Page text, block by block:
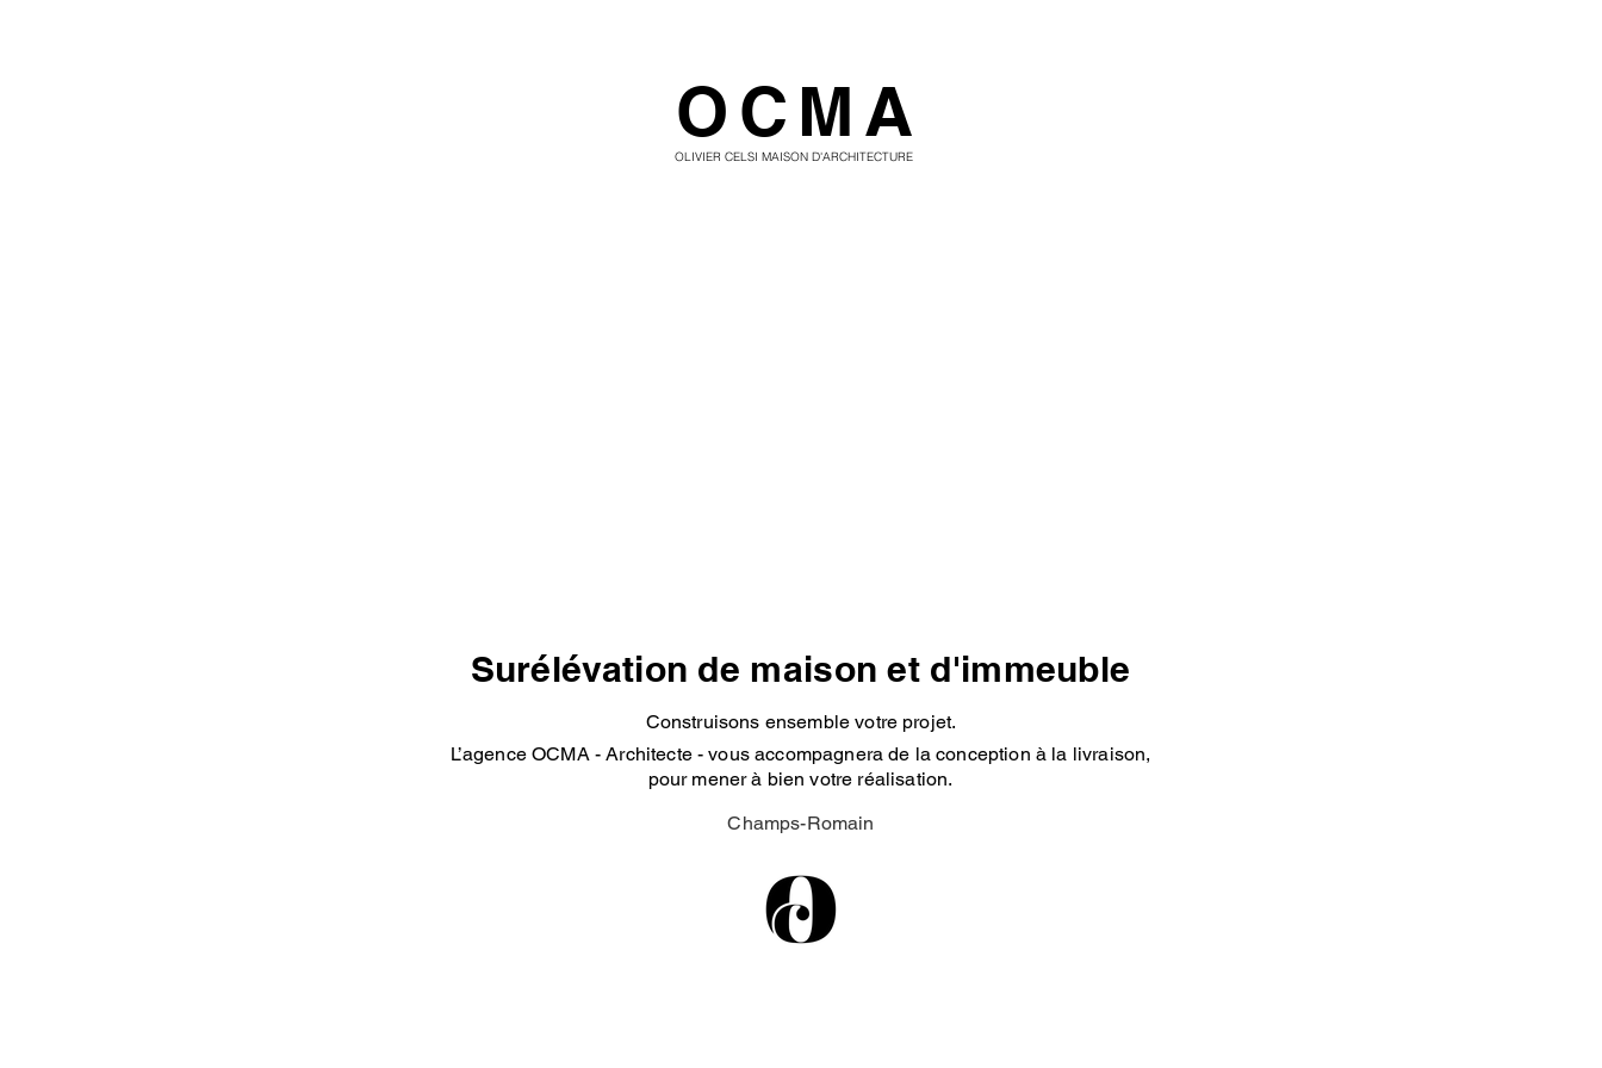
OLIVIER CELSI MAISON D'ARCHITECTURE
OCMA
Surélévation de maison et d'immeuble
Construisons ensemble votre projet.
L’agence OCMA - Architecte - vous accompagnera de la conception à la livraison,
pour mener à bien votre réalisation.
Champs-Romain